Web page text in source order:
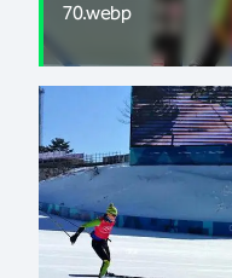
70.webp